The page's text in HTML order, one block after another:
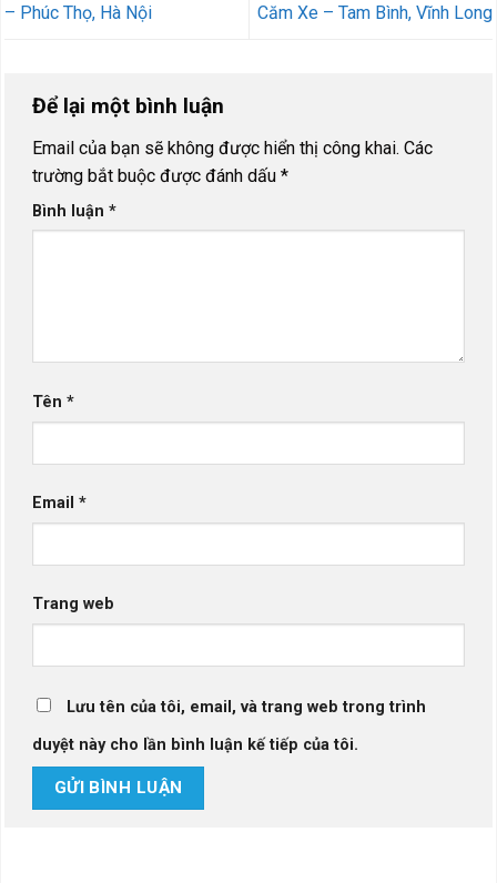
– Phúc Thọ, Hà Nội
Căm Xe – Tam Bình, Vĩnh Long
Để lại một bình luận
Email của bạn sẽ không được hiển thị công khai. Các
trường bắt buộc được đánh dấu *
Bình luận *
Tên *
Email *
Trang web
Lưu tên của tôi, email, và trang web trong trình
duyệt này cho lần bình luận kế tiếp của tôi.